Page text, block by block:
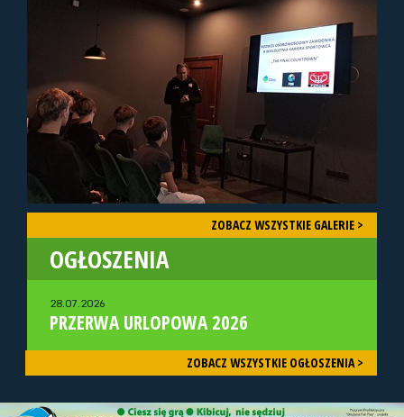
ZOBACZ WSZYSTKIE GALERIE >
OGŁOSZENIA
28.07.2026
PRZERWA URLOPOWA 2026
ZOBACZ WSZYSTKIE OGŁOSZENIA >